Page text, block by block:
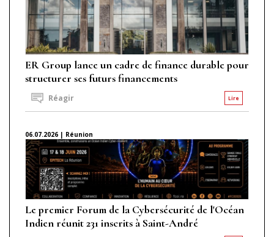
ER Group lance un cadre de finance durable pour
structurer ses futurs financements
Lire
Réagir
06.07.2026 | Réunion
Le premier Forum de la Cybersécurité de l'Océan
Indien réunit 231 inscrits à Saint-André